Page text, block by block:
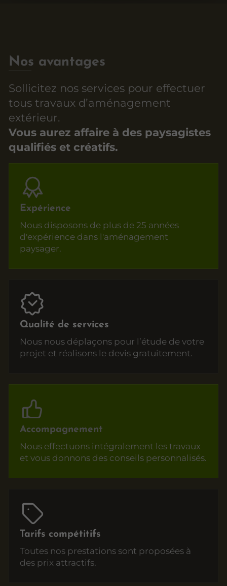
Nos avantages
Sollicitez nos services pour effectuer
tous travaux d’aménagement
extérieur.
Vous aurez affaire à des paysagistes
qualifiés et créatifs.
Expérience
Nous disposons de plus de 25 années
d'expérience dans l'aménagement
paysager.
Qualité de services
Nous nous déplaçons pour l’étude de votre
projet et réalisons le devis gratuitement.
Accompagnement
Nous effectuons intégralement les travaux
et vous donnons des conseils personnalisés.
Tarifs compétitifs
Toutes nos prestations sont proposées à
des prix attractifs.